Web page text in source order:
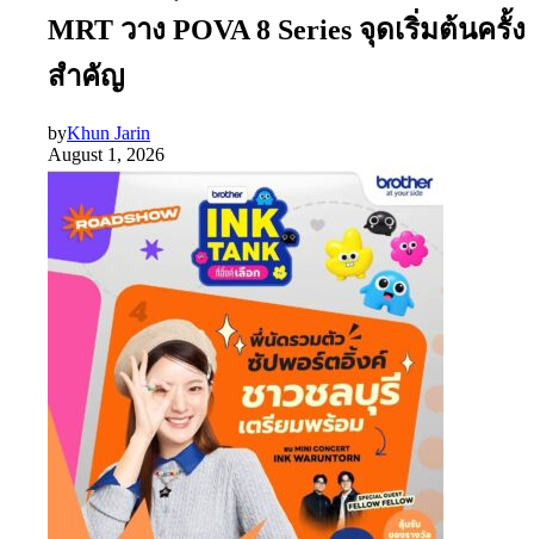
MRT วาง POVA 8 Series จุดเริ่มต้นครั้ง
สำคัญ
byKhun Jarin
August 1, 2026